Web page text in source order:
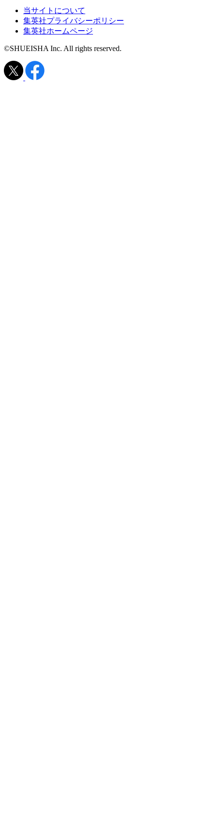
当サイトについて
集英社プライバシーポリシー
集英社ホームページ
©SHUEISHA Inc. All rights reserved.